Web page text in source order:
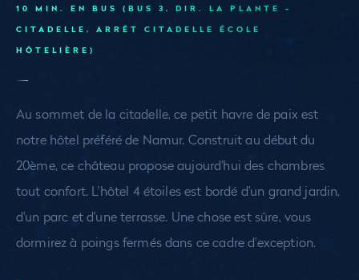
10 MIN. EN BUS (BUS 3, DIR. LA PLANTE -
CITADELLE, ARRÊT CITADELLE ÉCOLE
HÔTELIÈRE)
Au sommet de la citadelle, ce petit havre de paix est
notre hôtel préféré de Namur. Construit au début du
20ème, ce château propose aujourd'hui des chambres
tout confort. L'hôtel 4 étoiles est bordé d'un grand jardin,
d'un parc et d'une terrasse. Une chose est sûre, vous
dormirez à poings fermés dans ce cadre d'exception.